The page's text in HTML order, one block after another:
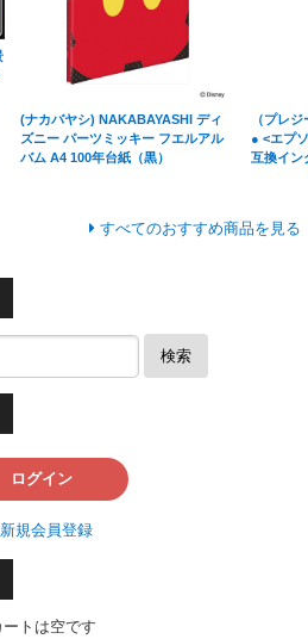
(ナカバヤシ) NAKABAYASHI ディ
ズニー パーツミッキー フエルアル
バム A4 100年台紙（黒）
（プレ
● <エプ
互換イン
すべてのおすすめ商品を見る
検索
ログイン
新規会員登録
ートは空です